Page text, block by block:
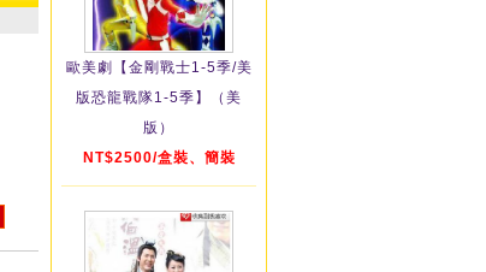
歐美劇【金剛戰士1-5季/美
版恐龍戰隊1-5季】（美
版）
NT$2500/盒裝、簡裝